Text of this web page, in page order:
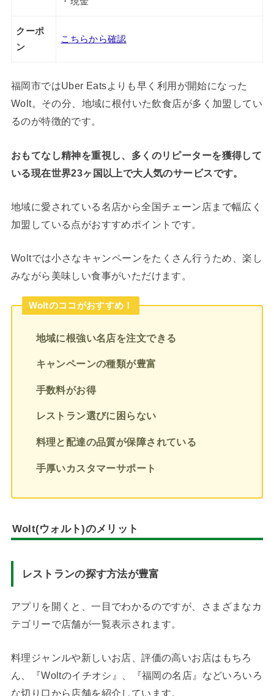
クーポ
ン
こちらから確認
福岡市ではUber Eatsよりも早く利用が開始になった
Wolt。その分、地域に根付いた飲食店が多く加盟してい
るのが特徴的です。
おもてなし精神を重視し、多くのリピーターを獲得して
いる現在世界23ヶ国以上で大人気のサービスです。
地域に愛されている名店から全国チェーン店まで幅広く
加盟している点がおすすめポイントです。
Woltでは小さなキャンペーンをたくさん行うため、楽し
みながら美味しい食事がいただけます。
Woltのココがおすすめ！
地域に根強い名店を注文できる
キャンペーンの種類が豊富
手数料がお得
レストラン選びに困らない
料理と配達の品質が保障されている
手厚いカスタマーサポート
Wolt(ウォルト)のメリット
レストランの探す方法が豊富
アプリを開くと、一目でわかるのですが、さまざまなカ
テゴリーで店舗が一覧表示されます。
料理ジャンルや新しいお店、評価の高いお店はもちろ
ん、『Woltのイチオシ』、『福岡の名店』などいろいろ
な切り口から店舗を紹介しています。